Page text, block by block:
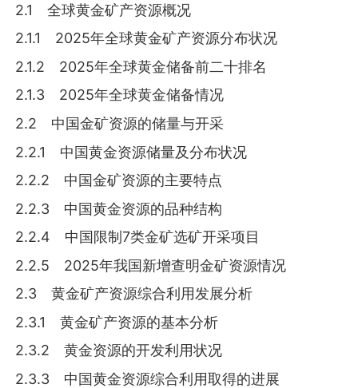
2.1 全球黄金矿产资源概况
2.1.1 2025年全球黄金矿产资源分布状况
2.1.2 2025年全球黄金储备前二十排名
2.1.3 2025年全球黄金储备情况
2.2 中国金矿资源的储量与开采
2.2.1 中国黄金资源储量及分布状况
2.2.2 中国金矿资源的主要特点
2.2.3 中国黄金资源的品种结构
2.2.4 中国限制7类金矿选矿开采项目
2.2.5 2025年我国新增查明金矿资源情况
2.3 黄金矿产资源综合利用发展分析
2.3.1 黄金矿产资源的基本分析
2.3.2 黄金资源的开发利用状况
2.3.3 中国黄金资源综合利用取得的进展